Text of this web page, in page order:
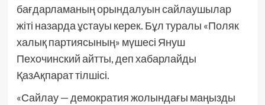
бағдарламаның орындалуын сайлаушылар
жіті назарда ұстауы керек. Бұл туралы «Поляк
халық партиясының» мүшесі Януш
Пехочинский айтты, деп хабарлайды
ҚазАқпарат тілшісі.
«Сайлау — демократия жолындағы маңызды